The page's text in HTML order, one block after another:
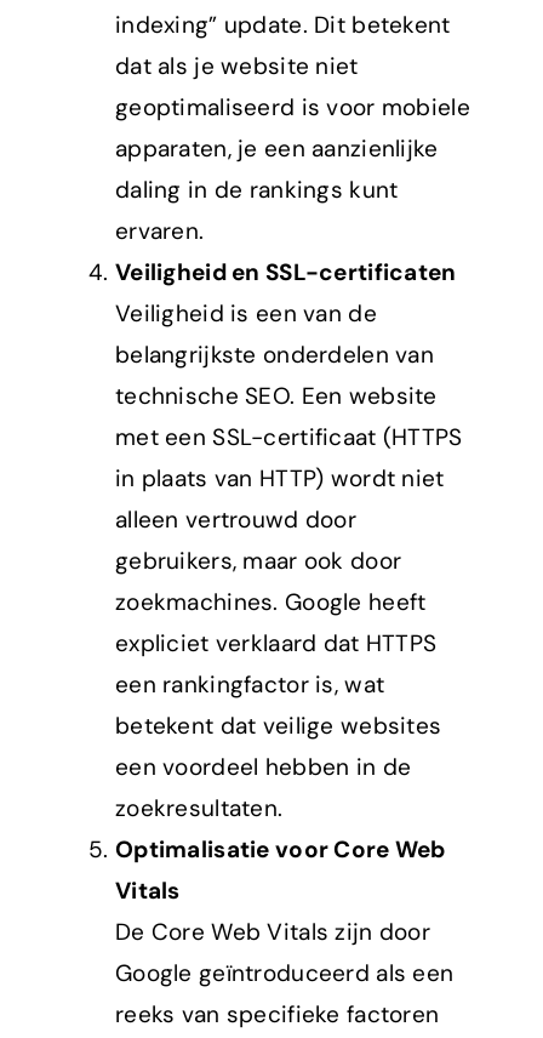
indexing” update. Dit betekent
dat als je website niet
geoptimaliseerd is voor mobiele
apparaten, je een aanzienlijke
daling in de rankings kunt
ervaren.
Veiligheid en SSL-certificaten
Veiligheid is een van de
belangrijkste onderdelen van
technische SEO. Een website
met een SSL-certificaat (HTTPS
in plaats van HTTP) wordt niet
alleen vertrouwd door
gebruikers, maar ook door
zoekmachines. Google heeft
expliciet verklaard dat HTTPS
een rankingfactor is, wat
betekent dat veilige websites
een voordeel hebben in de
zoekresultaten.
Optimalisatie voor Core Web
Vitals
De Core Web Vitals zijn door
Google geïntroduceerd als een
reeks van specifieke factoren